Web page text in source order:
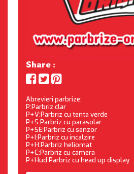
Share :
Abrevieri parbrize:
P:Parbriz clar
P+V:Parbriz cu tenta verde
P+S:Parbriz cu parasolar
P+SE:Parbriz cu senzor
P+I:Parbriz cu incalzire
P+H:Parbriz heliomat
P+C:Parbriz cu camera
P+Hud:Parbriz cu head up display